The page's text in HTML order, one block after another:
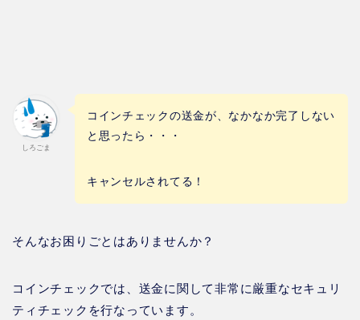
しろごま
コインチェックの送金が、なかなか完了しない
と思ったら・・・
キャンセルされてる！
そんなお困りごとはありませんか？
コインチェックでは、送金に関して非常に厳重なセキュリ
ティチェックを行なっています。